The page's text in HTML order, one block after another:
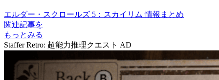
エルダー・スクロールズ 5：スカイリム 情報まとめ
関連記事を
もっとみる
Staffer Retro: 超能力推理クエスト AD